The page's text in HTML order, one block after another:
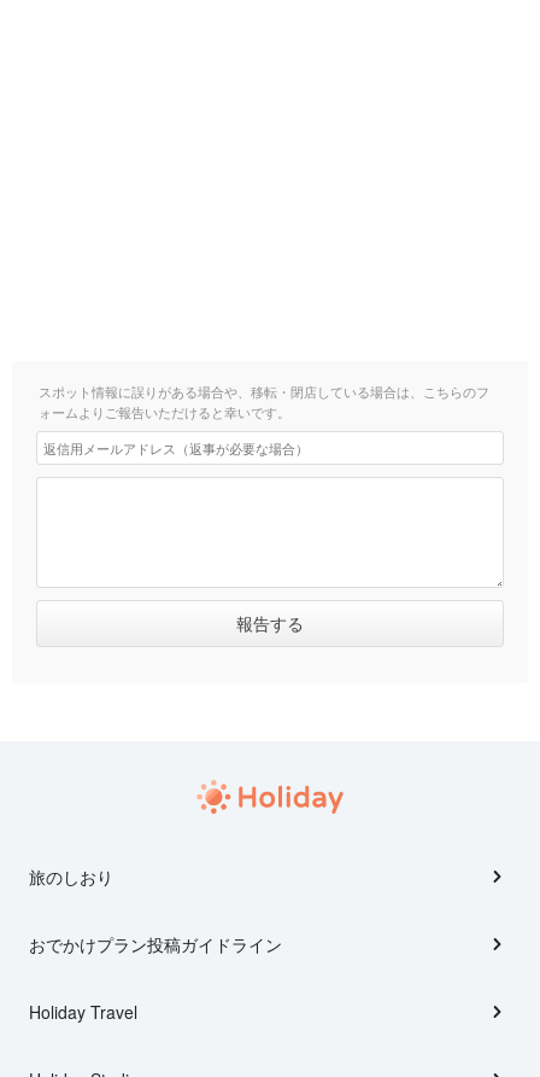
スポット情報に誤りがある場合や、移転・閉店している場合は、こちらのフ
ォームよりご報告いただけると幸いです。
旅のしおり
おでかけプラン投稿ガイドライン
Holiday Travel